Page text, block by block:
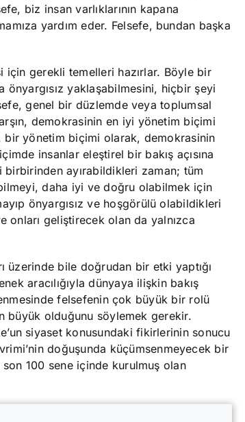
biz insan varlıklarının kapana
yardım eder. Felsefe, bundan başka
için gerekli temelleri hazırlar. Böyle bir
yaklaşabilmesini, hiçbir şeyi
genel bir düzlemde veya toplumsal
demokrasinin en iyi yönetim biçimi
bir yönetim biçimi olarak, demokrasinin
insanlar eleştirel bir bakış açısına
ayırabildikleri zaman; tüm
daha iyi ve doğru olabilmek için
önyargısız ve hoşgörülü olabildikleri
onları geliştirecek olan da yalnızca
üzerinde bile doğrudan bir etki yaptığı
aracılığıyla dünyaya ilişkin bakış
felsefenin çok büyük bir rolü
büyük olduğunu söylemek gerekir.
siyaset konusundaki fikirlerinin sonucu
doğuşunda küçümsenmeyecek bir
100 sene içinde kurulmuş olan